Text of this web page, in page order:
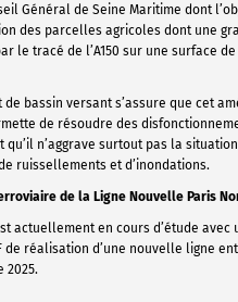
Général de Seine Maritime dont
des parcelles agricoles dont une
le tracé de l’A150 sur une surface
de bassin versant s’assure que cet
de résoudre des
qu’il n’aggrave surtout pas la
ruissellements et d’inondations.
de la Ligne Nouvelle Paris
actuellement en cours d’étude avec
de réalisation d’une nouvelle ligne
2025.